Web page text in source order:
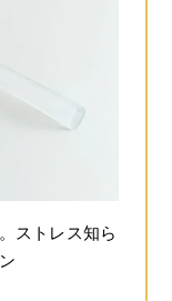
ストレス知ら